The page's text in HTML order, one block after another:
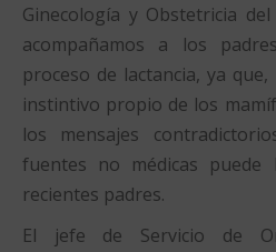
Ginecología y Obstetricia
acompañamos a los
proceso de lactancia, ya
instintivo propio de los
los mensajes
fuentes no médicas
recientes padres.
El jefe de Servicio de